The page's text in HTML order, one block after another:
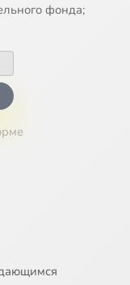
фонда;